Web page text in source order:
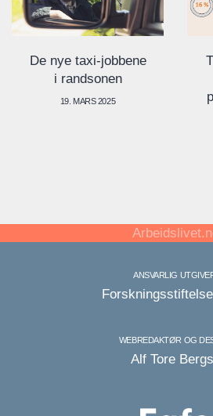
De nye taxi-jobbene
i randsonen
19. MARS 2025
ANSVARLIG
WEBREDAKTØR OG
Alf Tore